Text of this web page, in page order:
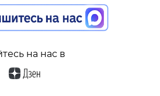
на нас в
на нас в